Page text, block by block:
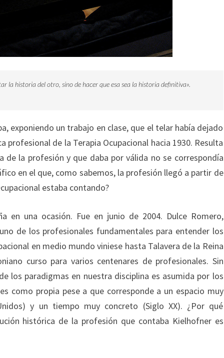
la historia del otro, sino de hacer que esa sea la historia definitiva».
exponiendo un trabajo en clase, que el telar había dejado
profesional de la Terapia Ocupacional hacia 1930. Resulta
de la profesión y que daba por válida no se correspondía
en el que, como sabemos, la profesión llegó a partir de
estaba contando?
en una ocasión. Fue en junio de 2004. Dulce Romero,
de los profesionales fundamentales para entender los
en medio mundo viniese hasta Talavera de la Reina
curso para varios centenares de profesionales. Sin
los paradigmas en nuestra disciplina es asumida por los
como propia pese a que corresponde a un espacio muy
y un tiempo muy concreto (Siglo XX). ¿Por qué
histórica de la profesión que contaba Kielhofner es